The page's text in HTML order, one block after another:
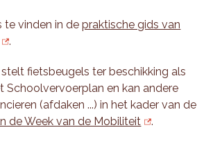
te vinden in depraktische gids van
.
fietsbeugels ter beschikking als
Schoolvervoerplan en kan andere
(afdaken ...) in het kader van de
de Week van de Mobiliteit
.